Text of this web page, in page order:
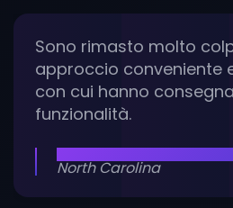
Sono rimasto molto
approccio conveniente
con cui hanno
funzionalità.
North Carolina